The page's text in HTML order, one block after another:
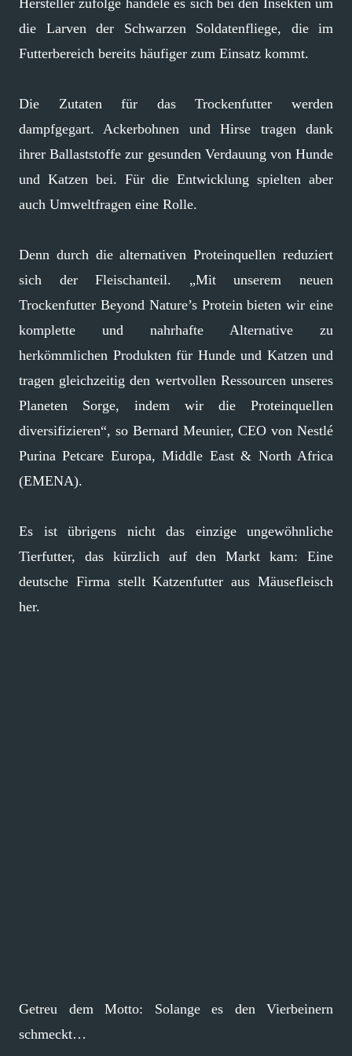
Hersteller zufolge handele es sich bei den Insekten um
die Larven der Schwarzen Soldatenfliege, die im
Futterbereich bereits häufiger zum Einsatz kommt.
Die Zutaten für das Trockenfutter werden
dampfgegart. Ackerbohnen und Hirse tragen dank
ihrer Ballaststoffe zur gesunden Verdauung von Hunde
und Katzen bei. Für die Entwicklung spielten aber
auch Umweltfragen eine Rolle.
Denn durch die alternativen Proteinquellen reduziert
sich der Fleischanteil. „Mit unserem neuen
Trockenfutter Beyond Nature’s Protein bieten wir eine
komplette und nahrhafte Alternative zu
herkömmlichen Produkten für Hunde und Katzen und
tragen gleichzeitig den wertvollen Ressourcen unseres
Planeten Sorge, indem wir die Proteinquellen
diversifizieren“, so Bernard Meunier, CEO von Nestlé
Purina Petcare Europa, Middle East & North Africa
(EMENA).
Es ist übrigens nicht das einzige ungewöhnliche
Tierfutter, das kürzlich auf den Markt kam: Eine
deutsche Firma stellt Katzenfutter aus Mäusefleisch
her.
Getreu dem Motto: Solange es den Vierbeinern
schmeckt…